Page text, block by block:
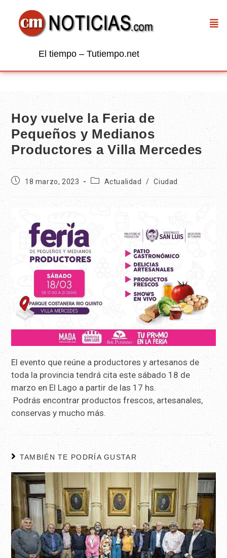
El tiempo – Tutiempo.net
Hoy vuelve la Feria de
Pequeños y Medianos
Productores a Villa Mercedes
18 marzo, 2023 Actualidad / Ciudad
El evento que reúne a productores y artesanos de
toda la provincia tendrá cita este sábado 18 de
marzo en El Lago a partir de las 17 hs.
Podrás encontrar productos frescos, artesanales,
conservas y mucho más.
TAMBIÉN TE PODRÍA GUSTAR